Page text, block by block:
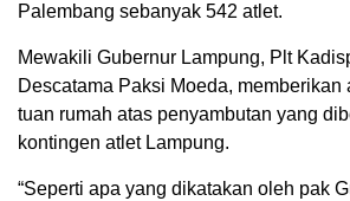
Palembang sebanyak 542 atlet.
Mewakili Gubernur Lampung, Plt
Descatama Paksi Moeda, memberikan
tuan rumah atas penyambutan yang
kontingen atlet Lampung.
“Seperti apa yang dikatakan oleh pak